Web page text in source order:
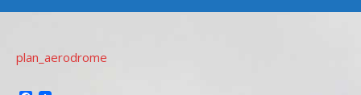
plan_aerodrome